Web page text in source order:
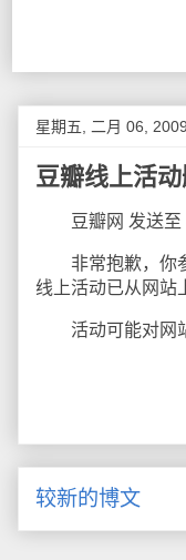
星期五, 二月 06, 2009
豆瓣线上活
豆瓣网 发送至
非常抱歉，你参
线上活动已从网站
活动可能对网
较新的博文